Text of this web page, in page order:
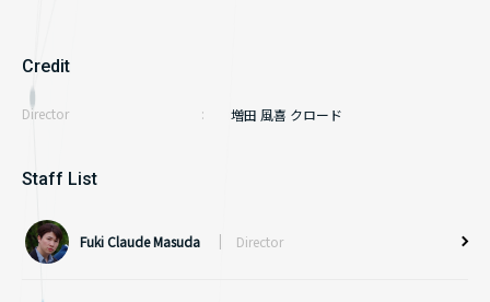
ライティング
Credit
Director 増田 風喜 クロード
Staff List
Fuki Claude Masuda Director